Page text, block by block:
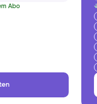
Abo